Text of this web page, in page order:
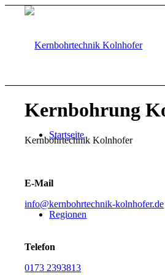
Startseite
Regionen
Kernbohrung
Kernbohrtechnik Kolnhofer
E-Mail
info@kernbohrtechnik-kolnhofer.de
Telefon
0173 2393813